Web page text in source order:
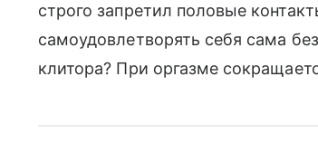
строго запретил половые
самоудовлетворять себя сама
клитора? При оргазме